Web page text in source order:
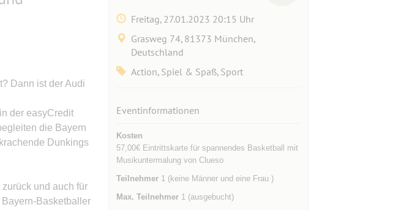
Dann ist der Audi
der easyCredit
die Bayern
Dunkings
und auch für
Basketballer
Freitag, 27.01.2023 20:15 Uhr
Grasweg 74, 81373 München,
Deutschland
Action, Spiel & Spaß, Sport
Eventinformationen
Kosten
57,00€ Eintrittskarte für spannendes Basketball mit
Musikuntermalung von Clueso
Teilnehmer1 (keine Männer und eine Frau )
Max. Teilnehmer1 (ausgebucht)